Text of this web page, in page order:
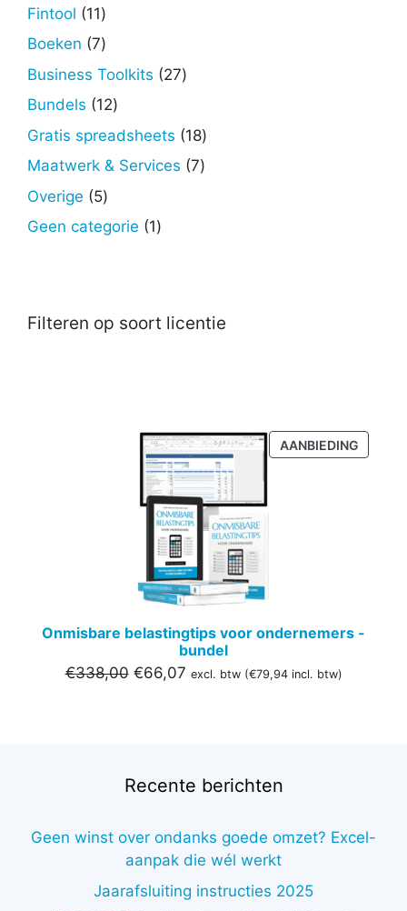
Fintool 1111
producten
Boeken 77
producten
Business Toolkits 2727
Bundels 1212
producten
Gratis spreadsheets 1818
producten
Maatwerk & Services 77
Overige 55
producten
Geen categorie 11
Filteren op soort licentie
AANBIEDING
IN
Onmisbare belastingtips voor ondernemers -
bundel
€338,00 Oorspronkelijke
€66,07Huidige
excl. btw (€79,94incl. btw)
Recente berichten
Geen winst over ondanks goede omzet? Excel-
aanpak die wél werkt
Jaarafsluiting instructies 2025